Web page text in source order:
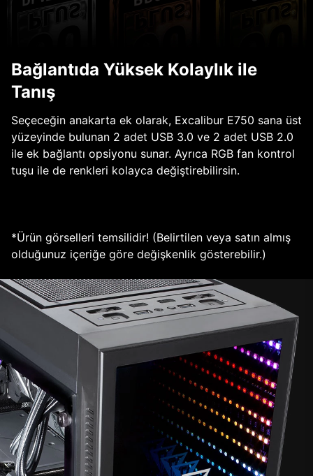
Bağlantıda Yüksek Kolaylık ile
Tanış
Seçeceğin anakarta ek olarak, Excalibur E750 sana üst
yüzeyinde bulunan 2 adet USB 3.0 ve 2 adet USB 2.0
ile ek bağlantı opsiyonu sunar. Ayrıca RGB fan kontrol
tuşu ile de renkleri kolayca değiştirebilirsin.
*Ürün görselleri temsilidir! (Belirtilen veya satın almış
olduğunuz içeriğe göre değişkenlik gösterebilir.)